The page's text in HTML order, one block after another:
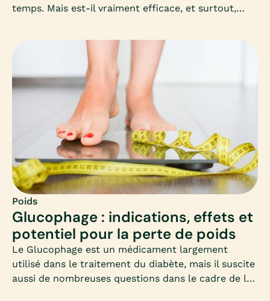
temps. Mais est-il vraiment efficace, et surtout,
article complet les clés pour comprendre, choisir et
appliquer un régime rapide adapté à vos besoins,
sans mettre votre corps en difficulté.
Poids
Glucophage : indications, effets et
potentiel pour la perte de poids
Le Glucophage est un médicament largement
utilisé dans le traitement du diabète, mais il suscite
aussi de nombreuses questions dans le cadre de la